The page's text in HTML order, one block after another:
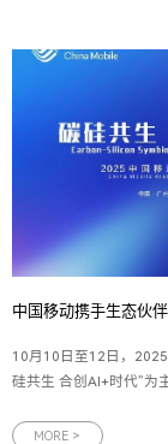
10月10日至12日，
硅共生 合创AI+时代”为
中移互联网有限公司连
MORE >